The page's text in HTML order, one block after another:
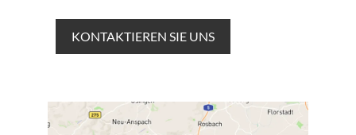
KONTAKTIEREN SIE UNS